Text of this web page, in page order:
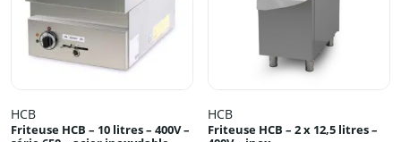
HCB
Friteuse HCB – 10 litres – 400V –
HCB
Friteuse HCB – 2 x 12,5 litres –